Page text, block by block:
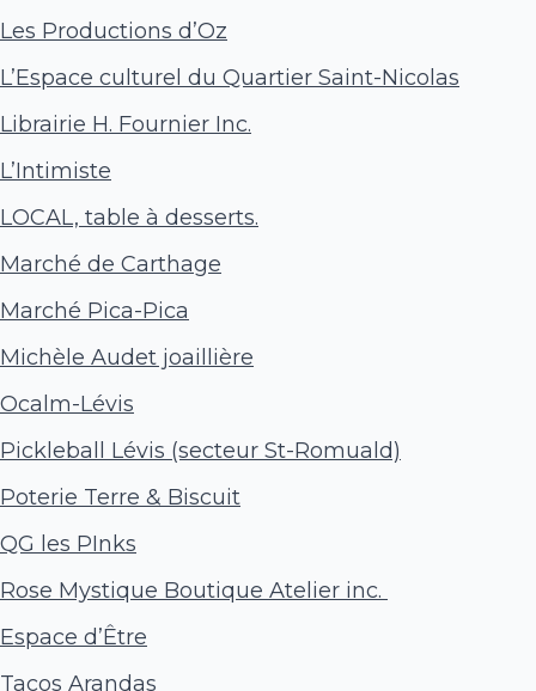
Les Productions d’Oz
L’Espace culturel du Quartier Saint-Nicolas
Librairie H. Fournier Inc.
L’Intimiste
LOCAL, table à desserts.
Marché de Carthage
Marché Pica-Pica
Michèle Audet joaillière
Ocalm-Lévis
Pickleball Lévis (secteur St-Romuald)
Poterie Terre & Biscuit
QG les PInks
Rose Mystique Boutique Atelier inc.
Espace d’Être
Tacos Arandas